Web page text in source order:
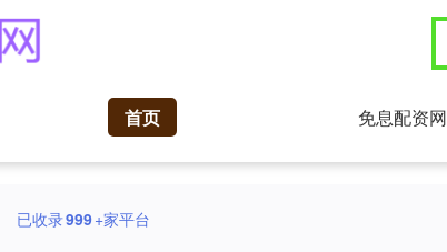
首页 免息配资网
已收录999+家平台